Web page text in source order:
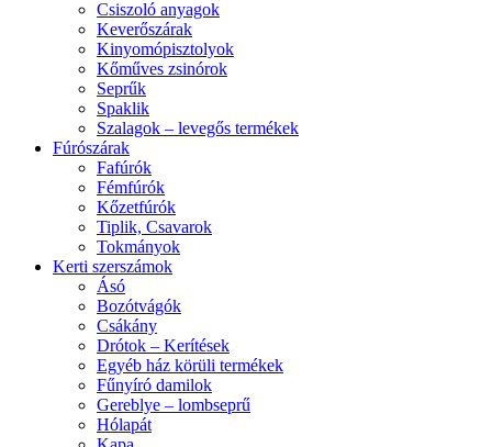
Csiszoló anyagok
Keverőszárak
Kinyomópisztolyok
Kőműves zsinórok
Seprűk
Spaklik
Szalagok – levegős termékek
Fúrószárak
Fafúrók
Fémfúrók
Kőzetfúrók
Tiplik, Csavarok
Tokmányok
Kerti szerszámok
Ásó
Bozótvágók
Csákány
Drótok – Kerítések
Egyéb ház körüli termékek
Fűnyíró damilok
Gereblye – lombseprű
Hólapát